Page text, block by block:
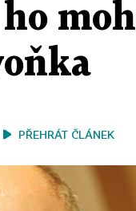
PŘEHRÁT ČLÁNEK